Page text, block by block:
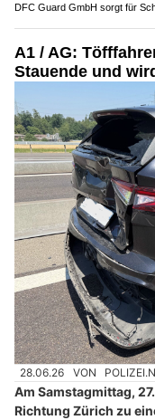
DFC Guard GmbH sorgt für
A1 / AG:
Stauende und
28.06.26 VON
Am Samstagmittag,
Richtung Zürich zu